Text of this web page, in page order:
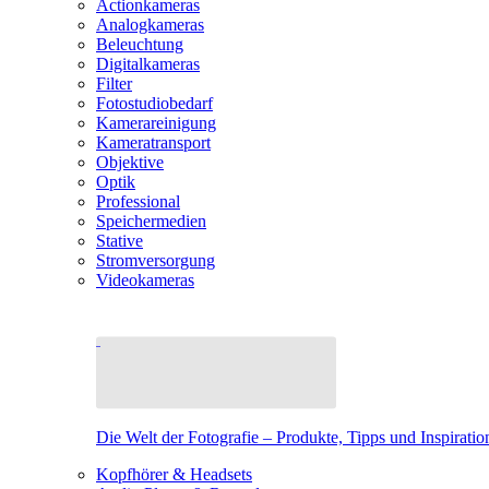
Actionkameras
Analogkameras
Beleuchtung
Digitalkameras
Filter
Fotostudiobedarf
Kamerareinigung
Kameratransport
Objektive
Optik
Professional
Speichermedien
Stative
Stromversorgung
Videokameras
Die Welt der Fotografie – Produkte, Tipps und
Kopfhörer & Headsets